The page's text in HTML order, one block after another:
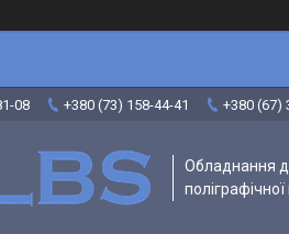
08 +380 (73) 158-44-41 +380 (67)
Обладнання
поліграфічної